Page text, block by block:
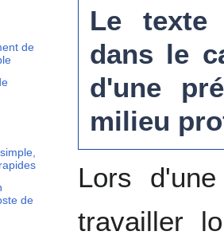
de
de
Le
dans le
d'une
milieu
Lors
travailler